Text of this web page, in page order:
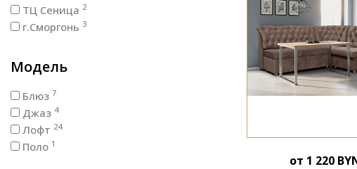
от 1 220
ТЦ Сеница 2
г.Сморгонь 3
Модель
Блюз 7
Джаз 4
Лофт 24
Поло 1